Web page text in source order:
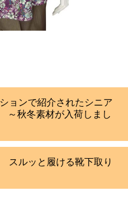
ョンで紹介されたシニア
～秋冬素材が入荷しまし
ルッと履ける靴下取り